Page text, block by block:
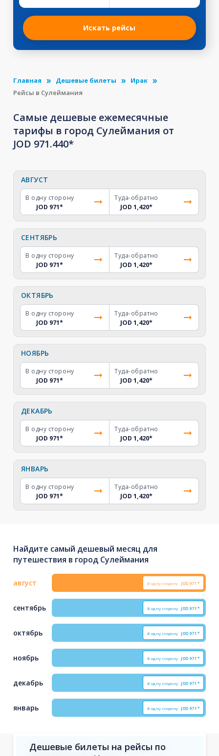
Искать рейсы
Главная Дешевые билеты
Ирак
Рейсы в Сулеймания
Самые дешевые ежемесячные
тарифы в город Сулеймания от
JOD 971.440*
АВГУСТ
В одну сторону
JOD 971*
Туда-обратно
JOD 1,420*
СЕНТЯБРЬ
В одну сторону
JOD 971*
Туда-обратно
JOD 1,420*
ОКТЯБРЬ
В одну сторону
JOD 971*
Туда-обратно
JOD 1,420*
НОЯБРЬ
В одну сторону
JOD 971*
Туда-обратно
JOD 1,420*
ДЕКАБРЬ
В одну сторону
JOD 971*
Туда-обратно
JOD 1,420*
ЯНВАРЬ
В одну сторону
JOD 971*
Туда-обратно
JOD 1,420*
Найдите самый дешевый месяц для
путешествия в город Сулеймания
август В одну сторону JOD 971*
сентябрь В одну сторону JOD 971*
октябрь В одну сторону JOD 971*
ноябрь В одну сторону JOD 971*
декабрь В одну сторону JOD 971*
январь В одну сторону JOD 971*
Дешевые билеты на рейсы по